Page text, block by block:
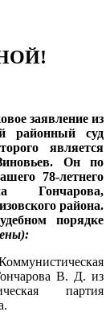
заявление из
районный суд
является
Он по
78-летнего
Гончарова,
района.
порядке
В. Д. из
партия